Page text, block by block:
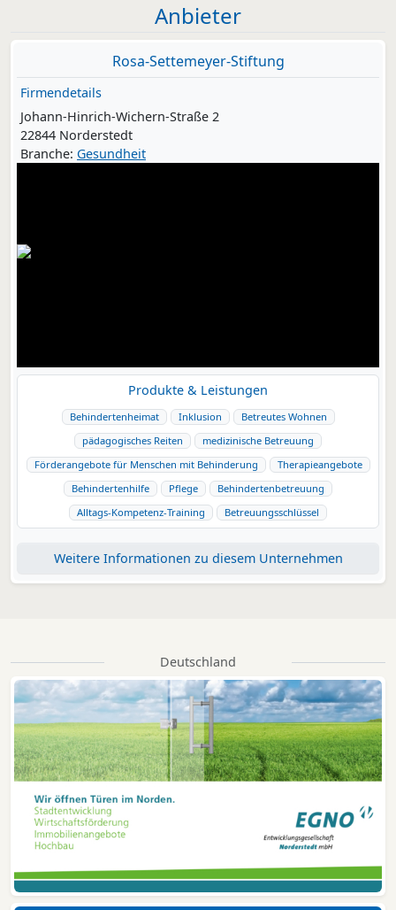
Anbieter
Rosa-Settemeyer-Stiftung
Firmendetails
Johann-Hinrich-Wichern-Straße 2
22844 Norderstedt
Branche: Gesundheit
Produkte & Leistungen
Behindertenheimat Inklusion
Betreutes Wohnen
pädagogisches Reiten
medizinische Betreuung
Förderangebote für Menschen mit Behinderung
Therapieangebote
Behindertenhilfe
Pflege
Behindertenbetreuung
Alltags-Kompetenz-Training
Betreuungsschlüssel
Weitere Informationen zu diesem Unternehmen
Deutschland